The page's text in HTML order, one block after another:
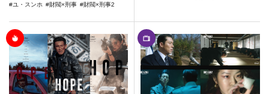
ユ・スンホ
財閥×刑事 財閥×刑事2